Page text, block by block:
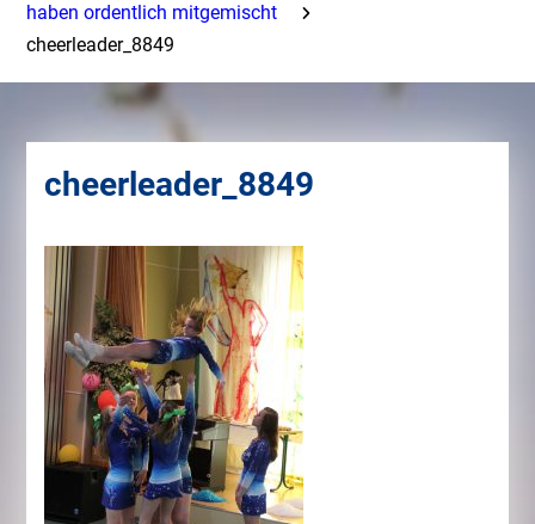
haben ordentlich mitgemischt
cheerleader_8849
cheerleader_8849